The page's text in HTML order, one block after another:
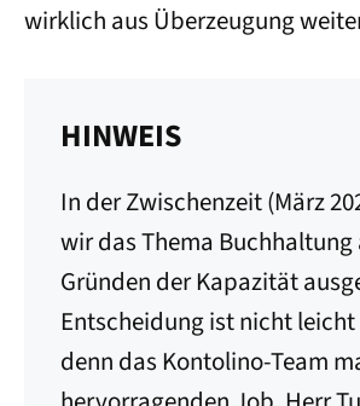
wirklich aus Überzeugung
HINWEIS
In der Zwischenzeit (März
wir das Thema Buchhaltung
Gründen der Kapazität
Entscheidung ist nicht
denn das Kontolino-Team